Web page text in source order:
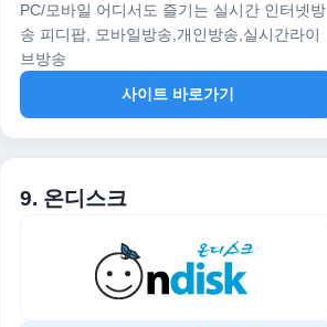
PC/모바일 어디서도 즐기는 실시간 인터넷방
송 피디팝, 모바일방송,개인방송,실시간라이
브방송
사이트 바로가기
9. 온디스크